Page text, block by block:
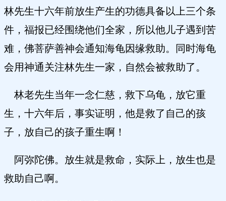
林先生十六年前放生产生的功德具备以上三个条
件，福报已经围绕他们全家，所以他儿子遇到苦
难，佛菩萨善神会通知海龟因缘救助。同时海龟
会用神通关注林先生一家，自然会被救助了。
林老先生当年一念仁慈，救下乌龟，放它重
生，十六年后，事实证明，他是救了自己的孩
子，放自己的孩子重生啊！
阿弥陀佛。放生就是救命，实际上，放生也是
救助自己啊。